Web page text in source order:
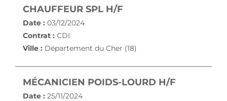
CHAUFFEUR SPL H/F
Date : 03/12/2024
Contrat : CDI
Ville : Département du Cher (18)
MÉCANICIEN POIDS-LOURD H/F
Date : 25/11/2024